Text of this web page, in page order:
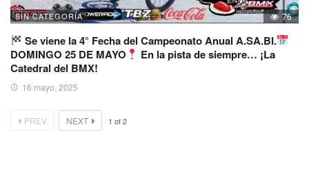
SIN CATEGORÍA 76
Se viene la 4° Fecha del Campeonato Anual A.SA.BI.
DOMINGO 25 DE MAYO
En la pista de siempre… ¡La
Catedral del BMX!
16 mayo, 2025
PREV NEXT 1 of2